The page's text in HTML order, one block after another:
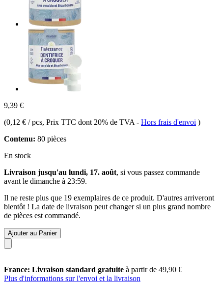
9,39 €
(0,12 € / pcs, Prix TTC dont 20% de TVA - Hors frais d'envoi )
Contenu: 80 pièces
En stock
Livraison jusqu'au lundi, 17. août, si vous passez commande
avant le dimanche à 23:59.
Il ne reste plus que 19 exemplaires de ce produit. D'autres arriveront
bientôt ! La date de livraison peut changer si un plus grand nombre
de pièces est commandé.
Ajouter au Panier
France: Livraison standard gratuite à partir de 49,90 €
Plus d'informations sur l'envoi et la livraison